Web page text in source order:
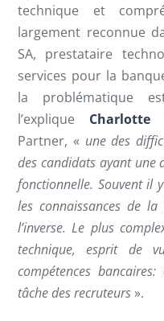
technique et
largement reconnue
SA, prestataire
services pour la
la problématique
l’explique Charlotte
Partner, « une des
des candidats ayant une
fonctionnelle. Souvent il
les connaissances de
l’inverse. Le plus
technique, esprit de
compétences
tâche des recruteurs ».